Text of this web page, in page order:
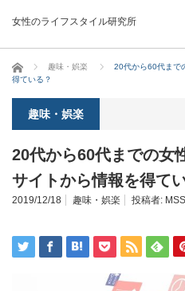
女性のライフスタイル研究所
ホーム 趣味・娯楽
20代から60代まで
得ている？
趣味・娯楽
20代から60代までの女
サイトから情報を得て
2019/12/18 趣味・娯楽 投稿者: